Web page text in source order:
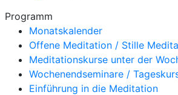
Programm
Monatskalender
Offene Meditation / Stille
Meditationskurse unter der
Wochenendseminare /
Einführung in die Meditation